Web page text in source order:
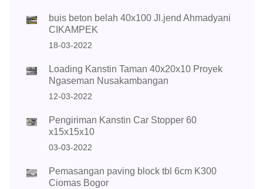
buis beton belah 40x100 Jl.jend Ahmadyani
CIKAMPEK
18-03-2022
Loading Kanstin Taman 40x20x10 Proyek
Ngaseman Nusakambangan
12-03-2022
Pengiriman Kanstin Car Stopper 60
x15x15x10
03-03-2022
Pemasangan paving block tbl 6cm K300
Ciomas Bogor